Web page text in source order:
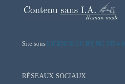
Site sous LICENCE CC BY-NC-ND 4.0
RÉSEAUX SOCIAUX